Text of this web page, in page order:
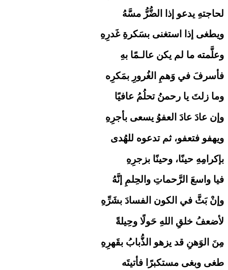
لحاجتهِ يدعو إذا الضُّرُّ مسَّهُ
ويطغى إذا استغنى بسَكرةِ غَدرِهِ
وعلَّمته ما لم يكن عالـمًا بهِ
فأسرفَ في وَهمِ الغُرورِ بمَكرِه
وما زلتَ يا رحمنُ تحلُمُ عافيًا
وإن عادَ عادَ العفوُ يسعى بأجرِهِ
ويهفو فتعفو، ثم تدعوه للهُدى
بإكرامِهِ حينًا، وحينًا بزجرِهِ
فيا واسعَ الرَّحماتِ والحِلمِ إنَّهُ
وإنْ بَثَّ في الكون الفسادَ بشَرِّهِ
لأضعفُ خلقِ اللهِ حَولًا وحِيلةً
مِنَ الوَهنِ قد يزهو الذُّبابُ بقَهرِهِ
طغى وبغى مستكبرًا فأتيتَه